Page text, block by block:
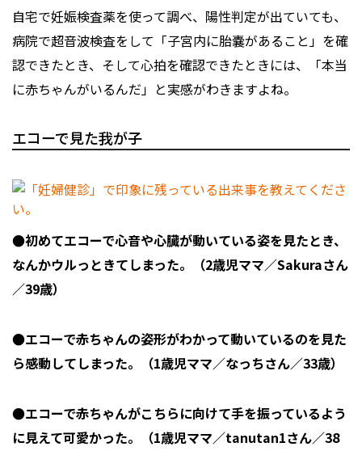
自宅で妊娠検査薬を使って調べ、陽性判定が出ていても、
病院で超音波検査をして「子宮内に胎嚢があること」を確
認できたとき、そして心拍を確認できたときには、「本当
に赤ちゃんがいるんだ」と実感がわきますよね。
エコーで見た我が子
●初めてエコーで心音や心臓が動いている姿を見たとき、
なんかウルっときてしまった。（2歳児ママ／Sakuraさん
／39歳）
●エコーで赤ちゃんの姿形がわかって動いているのを見た
ら感動してしまった。（1歳児ママ／なっちさん／33歳）
●エコーで赤ちゃんがこちらに向けて手を振っているよう
に見えて可愛かった。（1歳児ママ／tanutan1さん／38